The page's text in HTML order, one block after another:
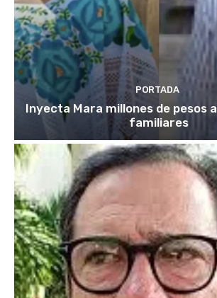
PORTADA
Inyecta Mara millones de pesos
familiares